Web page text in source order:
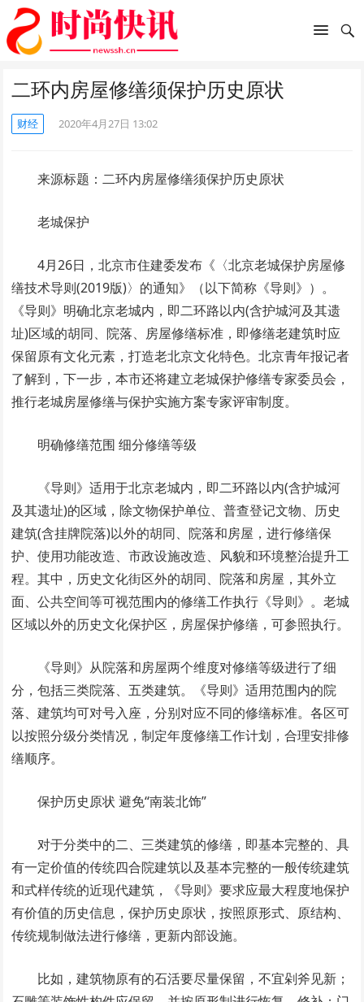
二环内房屋修缮须保护历史原状
财经 2020年4月27日 13:02
来源标题：二环内房屋修缮须保护历史原状
老城保护
4月26日，北京市住建委发布《〈北京老城保护房屋修
缮技术导则(2019版)〉的通知》（以下简称《导则》）。
《导则》明确北京老城内，即二环路以内(含护城河及其遗
址)区域的胡同、院落、房屋修缮标准，即修缮老建筑时应
保留原有文化元素，打造老北京文化特色。北京青年报记者
了解到，下一步，本市还将建立老城保护修缮专家委员会，
推行老城房屋修缮与保护实施方案专家评审制度。
明确修缮范围 细分修缮等级
《导则》适用于北京老城内，即二环路以内(含护城河
及其遗址)的区域，除文物保护单位、普查登记文物、历史
建筑(含挂牌院落)以外的胡同、院落和房屋，进行修缮保
护、使用功能改造、市政设施改造、风貌和环境整治提升工
程。其中，历史文化街区外的胡同、院落和房屋，其外立
面、公共空间等可视范围内的修缮工作执行《导则》。老城
区域以外的历史文化保护区，房屋保护修缮，可参照执行。
《导则》从院落和房屋两个维度对修缮等级进行了细
分，包括三类院落、五类建筑。《导则》适用范围内的院
落、建筑均可对号入座，分别对应不同的修缮标准。各区可
以按照分级分类情况，制定年度修缮工作计划，合理安排修
缮顺序。
保护历史原状 避免“南装北饰”
对于分类中的二、三类建筑的修缮，即基本完整的、具
有一定价值的传统四合院建筑以及基本完整的一般传统建筑
和式样传统的近现代建筑，《导则》要求应最大程度地保护
有价值的历史信息，保护历史原状，按照原形式、原结构、
传统规制做法进行修缮，更新内部设施。
比如，建筑物原有的石活要尽量保留，不宜剁斧见新；